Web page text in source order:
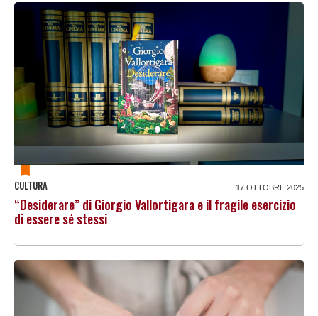
CULTURA 17 OTTOBRE 2025
“Desiderare” di Giorgio Vallortigara e il fragile esercizio
di essere sé stessi